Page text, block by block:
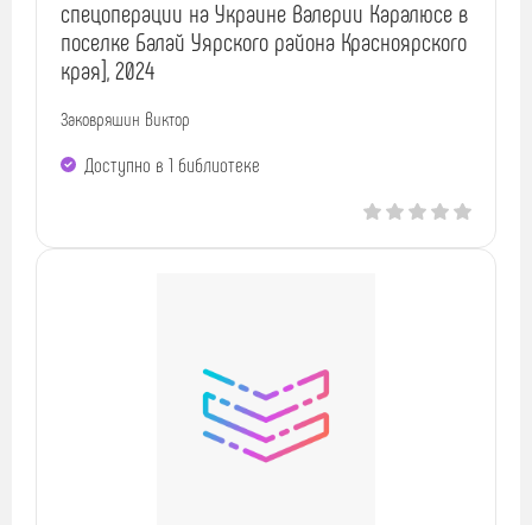
спецоперации на Украине Валерии Каралюсе в
поселке Балай Уярского района Красноярского
края], 2024
Заковряшин Виктор
Доступно в 1 библиотекe